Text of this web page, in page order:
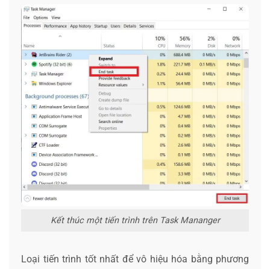
Kết thúc một tiến trình trên Task Mananger
Loại tiến trình tốt nhất để vô hiệu hóa bằng phương